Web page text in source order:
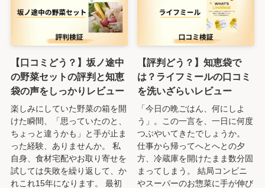
【口コミどう？】坂ノ途中
の野菜セットの評判と知恵
袋の声をしっかりレビュー
楽しみにしていた野菜の箱を開
けた瞬間、「思っていたのと、
ちょっと違うかも」と手が止ま
った経験、ありませんか。 私
自身、食材宅配やお取り寄せを
試しては失敗を繰り返して、か
れこれ15年になります。 最初
【評判どう？】知恵袋で
は？ライフミールの口コミ
を洗いざらいレビュー
「今日の晩ごはん、何にしよ
う」。この一言を、一日に何度
つぶやいてきたでしょうか。
仕事から帰ってへとへとの夕
方、冷蔵庫を開けたまま数分固
まってしまう。 結局コンビニ
やスーパーのお惣菜に手が伸び